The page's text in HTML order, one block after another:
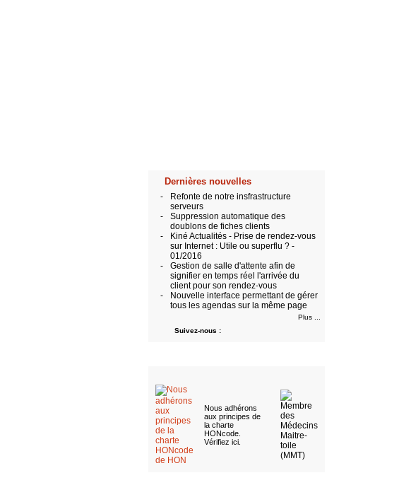
Dernières nouvelles
-
Refonte de notre insfrastructure
serveurs
-
Suppression automatique des
doublons de fiches clients
-
Kiné Actualités - Prise de rendez-vous
sur Internet : Utile ou superflu ? -
01/2016
-
Gestion de salle d'attente afin de
signifier en temps réel l'arrivée du
client pour son rendez-vous
-
Nouvelle interface permettant de gérer
tous les agendas sur la même page
Plus ...
Suivez-nous :
Nous adhérons
aux principes de
la charte
HONcode
Vérifiez ici